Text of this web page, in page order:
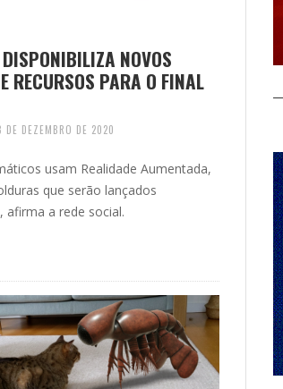
DISPONIBILIZA NOVOS
RECURSOS PARA O FINAL
DE DEZEMBRO DE 2020
usam Realidade Aumentada,
que serão lançados
afirma a rede social.